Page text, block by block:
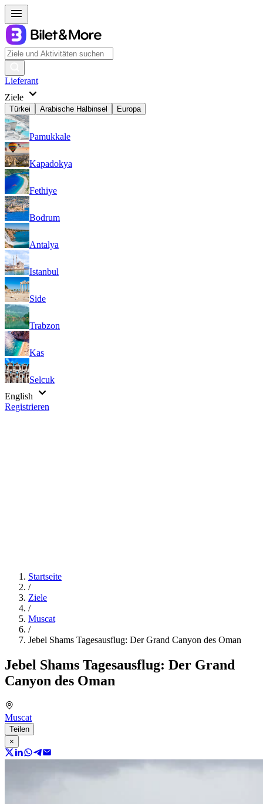
Lieferant
Ziele
Türkei Arabische Halbinsel Europa
Pamukkale
Kapadokya
Fethiye
Bodrum
Antalya
Istanbul
Side
Trabzon
Kas
Selcuk
English
Registrieren
Startseite
/
Ziele
/
Muscat
/
Jebel Shams Tagesausflug: Der Grand Canyon des Oman
Jebel Shams Tagesausflug: Der Grand
Canyon des Oman
Muscat
Teilen
×